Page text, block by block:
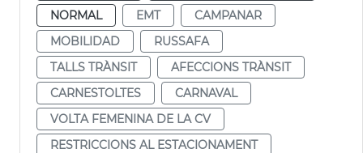
NORMAL
EMT
CAMPANAR
MOBILIDAD
RUSSAFA
TALLS TRÀNSIT
AFECCIONS TRÀNSIT
CARNESTOLTES
CARNAVAL
VOLTA FEMENINA DE LA CV
RESTRICCIONS AL ESTACIONAMENT